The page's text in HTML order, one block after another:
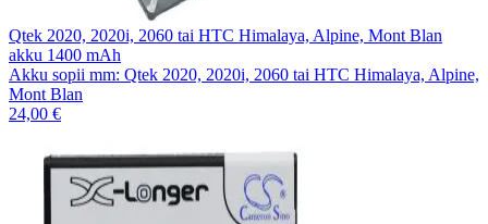
Qtek 2020, 2020i, 2060 tai HTC Himalaya, Alpine, Mont Blan
akku 1400 mAh
Akku sopii mm: Qtek 2020, 2020i, 2060 tai HTC Himalaya, Alpine,
Mont Blan
24,00 €